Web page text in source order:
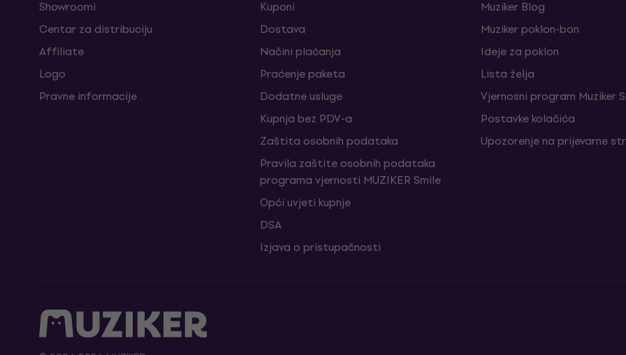
Showroomi
Centar za distribuciju
Affiliate
Logo
Pravne informacije
Kuponi
Dostava
Načini plaćanja
Praćenje paketa
Dodatne usluge
Kupnja bez PDV-a
Zaštita osobnih podataka
Pravila zaštite osobnih podataka
programa vjernosti MUZIKER Smile
Opći uvjeti kupnje
DSA
Izjava o pristupačnosti
Muziker Blog
Muziker poklon-bon
Ideje za poklon
Lista želja
Vjernosni program Muziker
Postavke kolačića
Upozorenje na prijevarne